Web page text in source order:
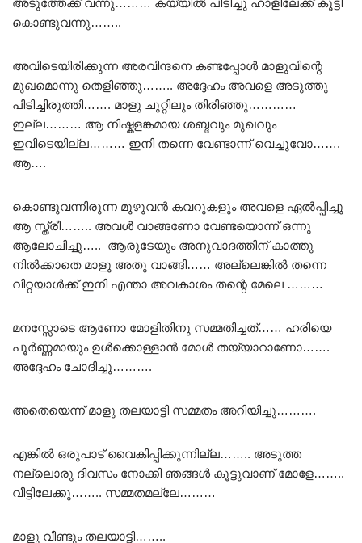
അടുത്തേക്ക് വന്നു……… കയ്യിൽ പിടിച്ചു ഹാളിലേക്ക് കൂട്ടി
കൊണ്ടുവന്നു……..
അവിടെയിരിക്കുന്ന അരവിന്ദനെ കണ്ടപ്പോൾ മാളുവിന്റെ
മുഖമൊന്നു തെളിഞ്ഞു…….. അദ്ദേഹം അവളെ അടുത്തു
പിടിച്ചിരുത്തി……. മാളു ചുറ്റിലും തിരിഞ്ഞു…………
ഇല്ല……… ആ നിഷ്കളങ്കമായ ശബ്ദവും മുഖവും
ഇവിടെയില്ല……… ഇനി തന്നെ വേണ്ടാന്ന് വെച്ചുവോ…….
ആ….
കൊണ്ടുവന്നിരുന്ന മുഴുവൻ കവറുകളും അവളെ ഏൽപ്പിച്ചു
ആ സ്ത്രീ…….. അവൾ വാങ്ങണോ വേണ്ടയൊന്ന് ഒന്നു
ആലോചിച്ചു….. ആരുടേയും അനുവാദത്തിന് കാത്തു
നിൽക്കാതെ മാളു അതു വാങ്ങി…… അല്ലെങ്കിൽ തന്നെ
വിറ്റയാൾക്ക് ഇനി എന്താ അവകാശം തന്റെ മേലെ ………
മനസ്സോടെ ആണോ മോളിതിനു സമ്മതിച്ചത്…… ഹരിയെ
പൂർണ്ണമായും ഉൾക്കൊള്ളാൻ മോൾ തയ്യാറാണോ…….
അദ്ദേഹം ചോദിച്ചു……….
അതെയെന്ന് മാളു തലയാട്ടി സമ്മതം അറിയിച്ചു……….
എങ്കിൽ ഒരുപാട് വൈകിപ്പിക്കുന്നില്ല…….. അടുത്ത
നല്ലൊരു ദിവസം നോക്കി ഞങ്ങൾ കൂട്ടുവാണ് മോളേ……..
വീട്ടിലേക്കു…….. സമ്മതമല്ലേ………
മാളു വീണ്ടും തലയാട്ടി……..